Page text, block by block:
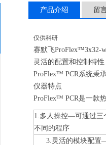
产品介绍 留
仅供科研
赛默飞ProFlex™3x32-
灵活的配置和控制特性
ProFlex™ PCR系统秉
仪器特点
ProFlex™ PCR是一款
1.多人操控—可通过三
不同的程序
3.灵活的模块配置—